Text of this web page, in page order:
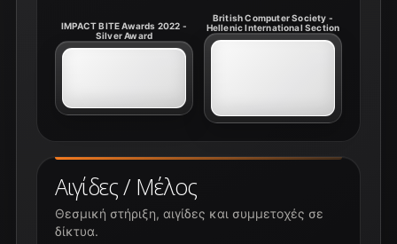
Αιγίδες / Μέλος
Θεσμική στήριξη, αιγίδες και συμμετοχές σε
δίκτυα.
IMPACT BITE Awards 2022 -
Silver Award
British Computer Society -
Hellenic International Section